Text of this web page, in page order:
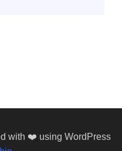
with ❤️ using WordPress